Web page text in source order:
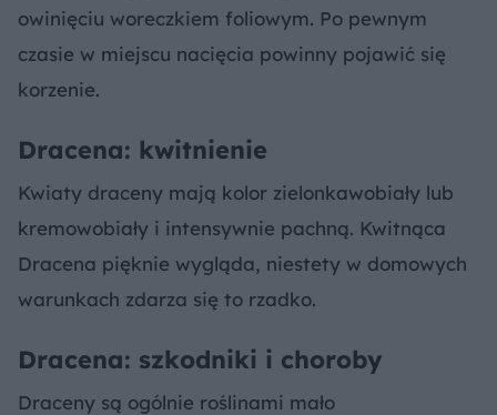
owinięciu woreczkiem foliowym. Po pewnym
czasie w miejscu nacięcia powinny pojawić się
korzenie.
Dracena: kwitnienie
Kwiaty draceny mają kolor zielonkawobiały lub
kremowobiały i intensywnie pachną. Kwitnąca
Dracena pięknie wygląda, niestety w domowych
warunkach zdarza się to rzadko.
Dracena: szkodniki i choroby
Draceny są ogólnie roślinami mało